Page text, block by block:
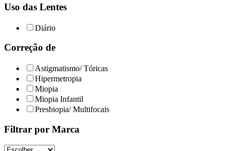
Uso das Lentes
Diário
Correção de
Astigmatismo/ Tóricas
Hipermetropia
Miopia
Miopia Infantil
Presbiopia/ Multifocais
Filtrar por Marca